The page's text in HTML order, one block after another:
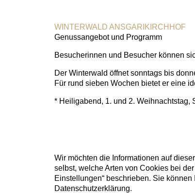
WINTERWALD ANSGARIKIRCHHOF
Genussangebot und Programm
Besucherinnen und Besucher können
Der Winterwald öffnet sonntags bis
Für rund sieben Wochen bietet er eine
* Heiligabend, 1. und 2. Weihnachtstag,
Wir möchten die Informationen auf
selbst, welche Arten von Cookies bei
Einstellungen“ beschrieben. Sie
Datenschutzerklärung.